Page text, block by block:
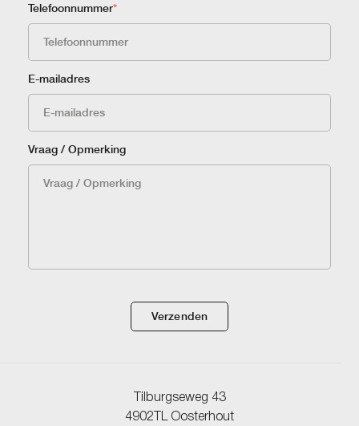
Telefoonnummer*
E-mailadres
Vraag / Opmerking
Verzenden
Tilburgseweg 43
4902TL Oosterhout